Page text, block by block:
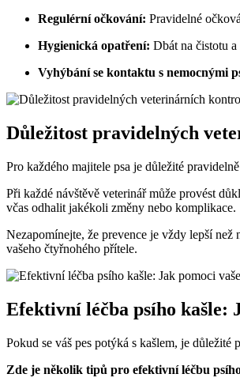
Regulérní očkování: Pravidelné
Hygienická opatření: Dbát na čistotu
Vyhýbání se kontaktu s nemocnými
Důležitost pravidelných
Pro každého majitele psa je důležité
Při každé návštěvě veterinář může provést
včas odhalit jakékoli změny nebo komplikace.
Nezapomínejte, že prevence je vždy lepší
vašeho čtyřnohého přítele.
Efektivní léčba psího kašle:
Pokud se váš pes potýká s kašlem, je
Zde je několik tipů pro efektivní léčbu